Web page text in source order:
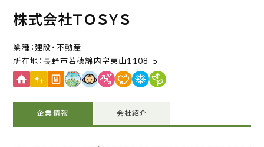
株式会社ＴＯＳＹＳ
建設・不動産
長野市若穂綿内字東山1108-5
企業情報 会社紹介